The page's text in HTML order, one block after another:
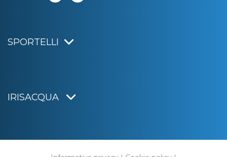
SPORTELLI
IRISACQUA